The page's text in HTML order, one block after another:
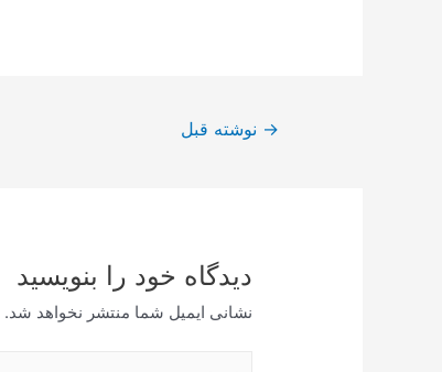
→ نوشته قبل
دیدگاه‌ خود را بنویسید
نشانی ایمیل شما منتشر نخواهد شد.